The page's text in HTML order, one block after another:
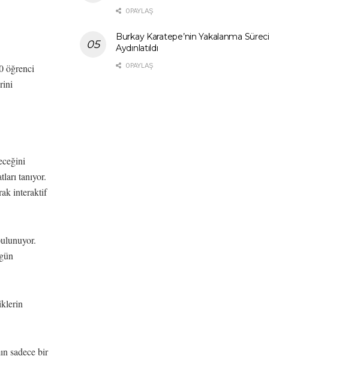
öğrenci
tanıyor.
interaktif
sadece bir
0 PAYLAŞ
Burkay Karatepe’nin Yakalanma Süreci
Aydınlatıldı
0 PAYLAŞ